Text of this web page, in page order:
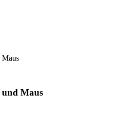
Maus